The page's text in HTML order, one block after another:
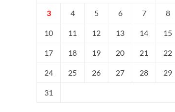
3 4 5 6 7 8
10 11 12 13 14 15
17 18 19 20 21 22
24 25 26 27 28 29
31